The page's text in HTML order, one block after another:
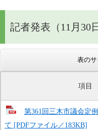
記者発表（11月30
表の
項目
第361回三木市議会定
て [PDFファイル／183KB]